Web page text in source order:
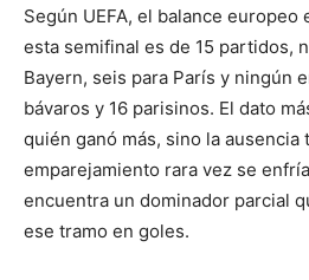
Según UEFA, el balance europeo
esta semifinal es de 15 partidos,
Bayern, seis para París y ningún
bávaros y 16 parisinos. El dato
quién ganó más, sino la ausencia
emparejamiento rara vez se
encuentra un dominador parcial
ese tramo en goles.